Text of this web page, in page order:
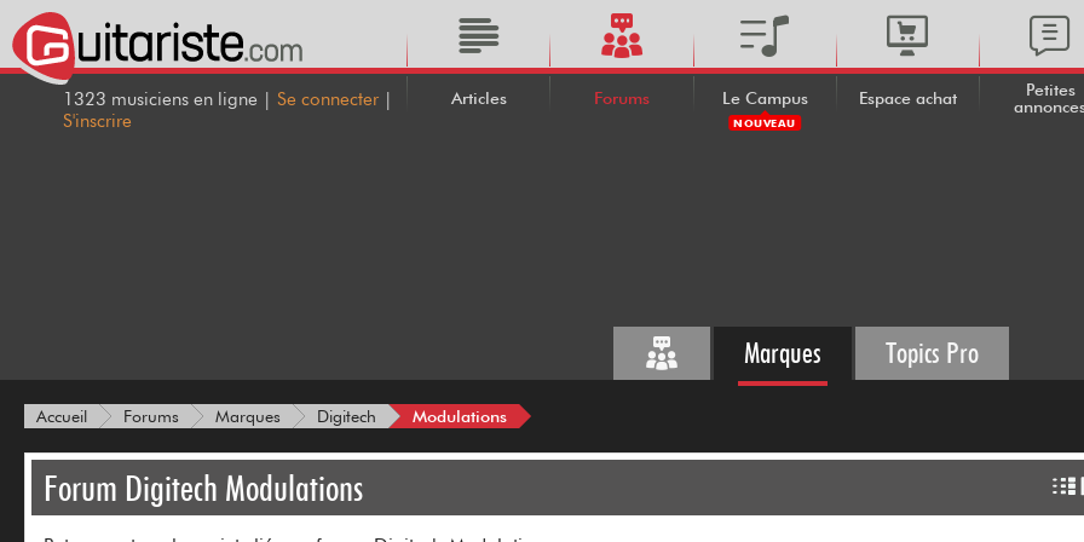
1323 musiciens en ligne | Se connecter |
S'inscrire
Articles Forums Le Campus
NOUVEAU
Espace achat
Petites
Marques Topics Pro
Accueil Forums Marques Digitech Modulations
Forum Digitech Modulations